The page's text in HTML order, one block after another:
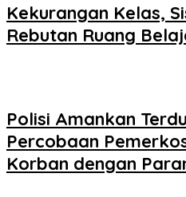
Kekurangan Kelas,
Rebutan Ruang
Polisi Amankan
Percobaan
Korban dengan